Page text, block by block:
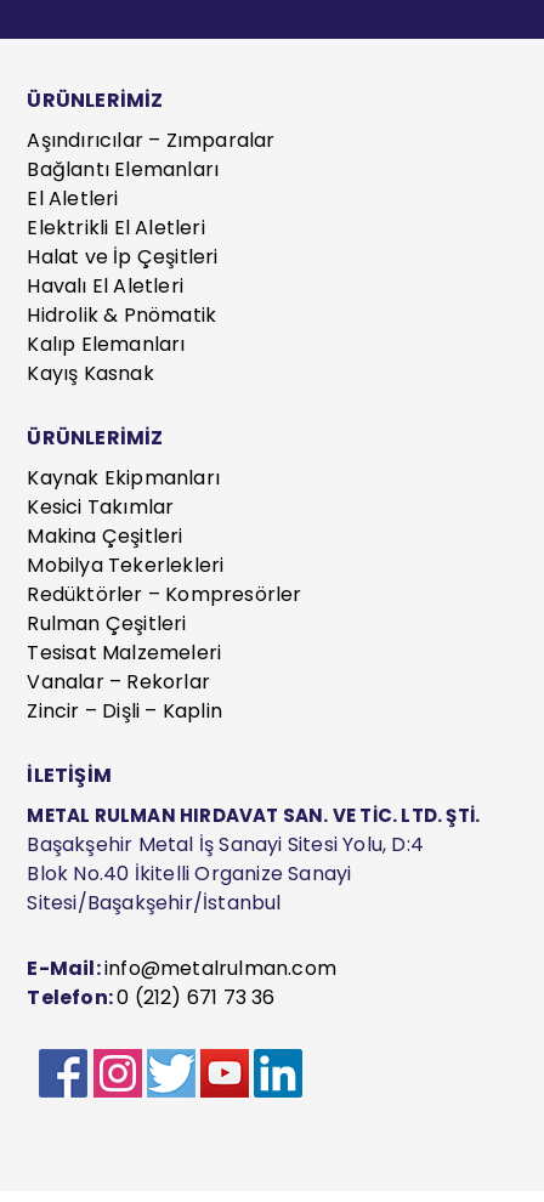
ÜRÜNLERİMİZ
Aşındırıcılar – Zımparalar
Bağlantı Elemanları
El Aletleri
Elektrikli El Aletleri
Halat ve İp Çeşitleri
Havalı El Aletleri
Hidrolik & Pnömatik
Kalıp Elemanları
Kayış Kasnak
ÜRÜNLERİMİZ
Kaynak Ekipmanları
Kesici Takımlar
Makina Çeşitleri
Mobilya Tekerlekleri
Redüktörler – Kompresörler
Rulman Çeşitleri
Tesisat Malzemeleri
Vanalar – Rekorlar
Zincir – Dişli – Kaplin
İLETİŞİM
METAL RULMAN HIRDAVAT SAN. VE TİC. LTD. ŞTİ.
Başakşehir Metal İş Sanayi Sitesi Yolu, D:4
Blok No.40 İkitelli Organize Sanayi
Sitesi/Başakşehir/İstanbul
E-Mail:info@metalrulman.com
Telefon:0 (212) 671 73 36